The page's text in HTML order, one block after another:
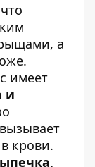
а
имеет
и
крови.